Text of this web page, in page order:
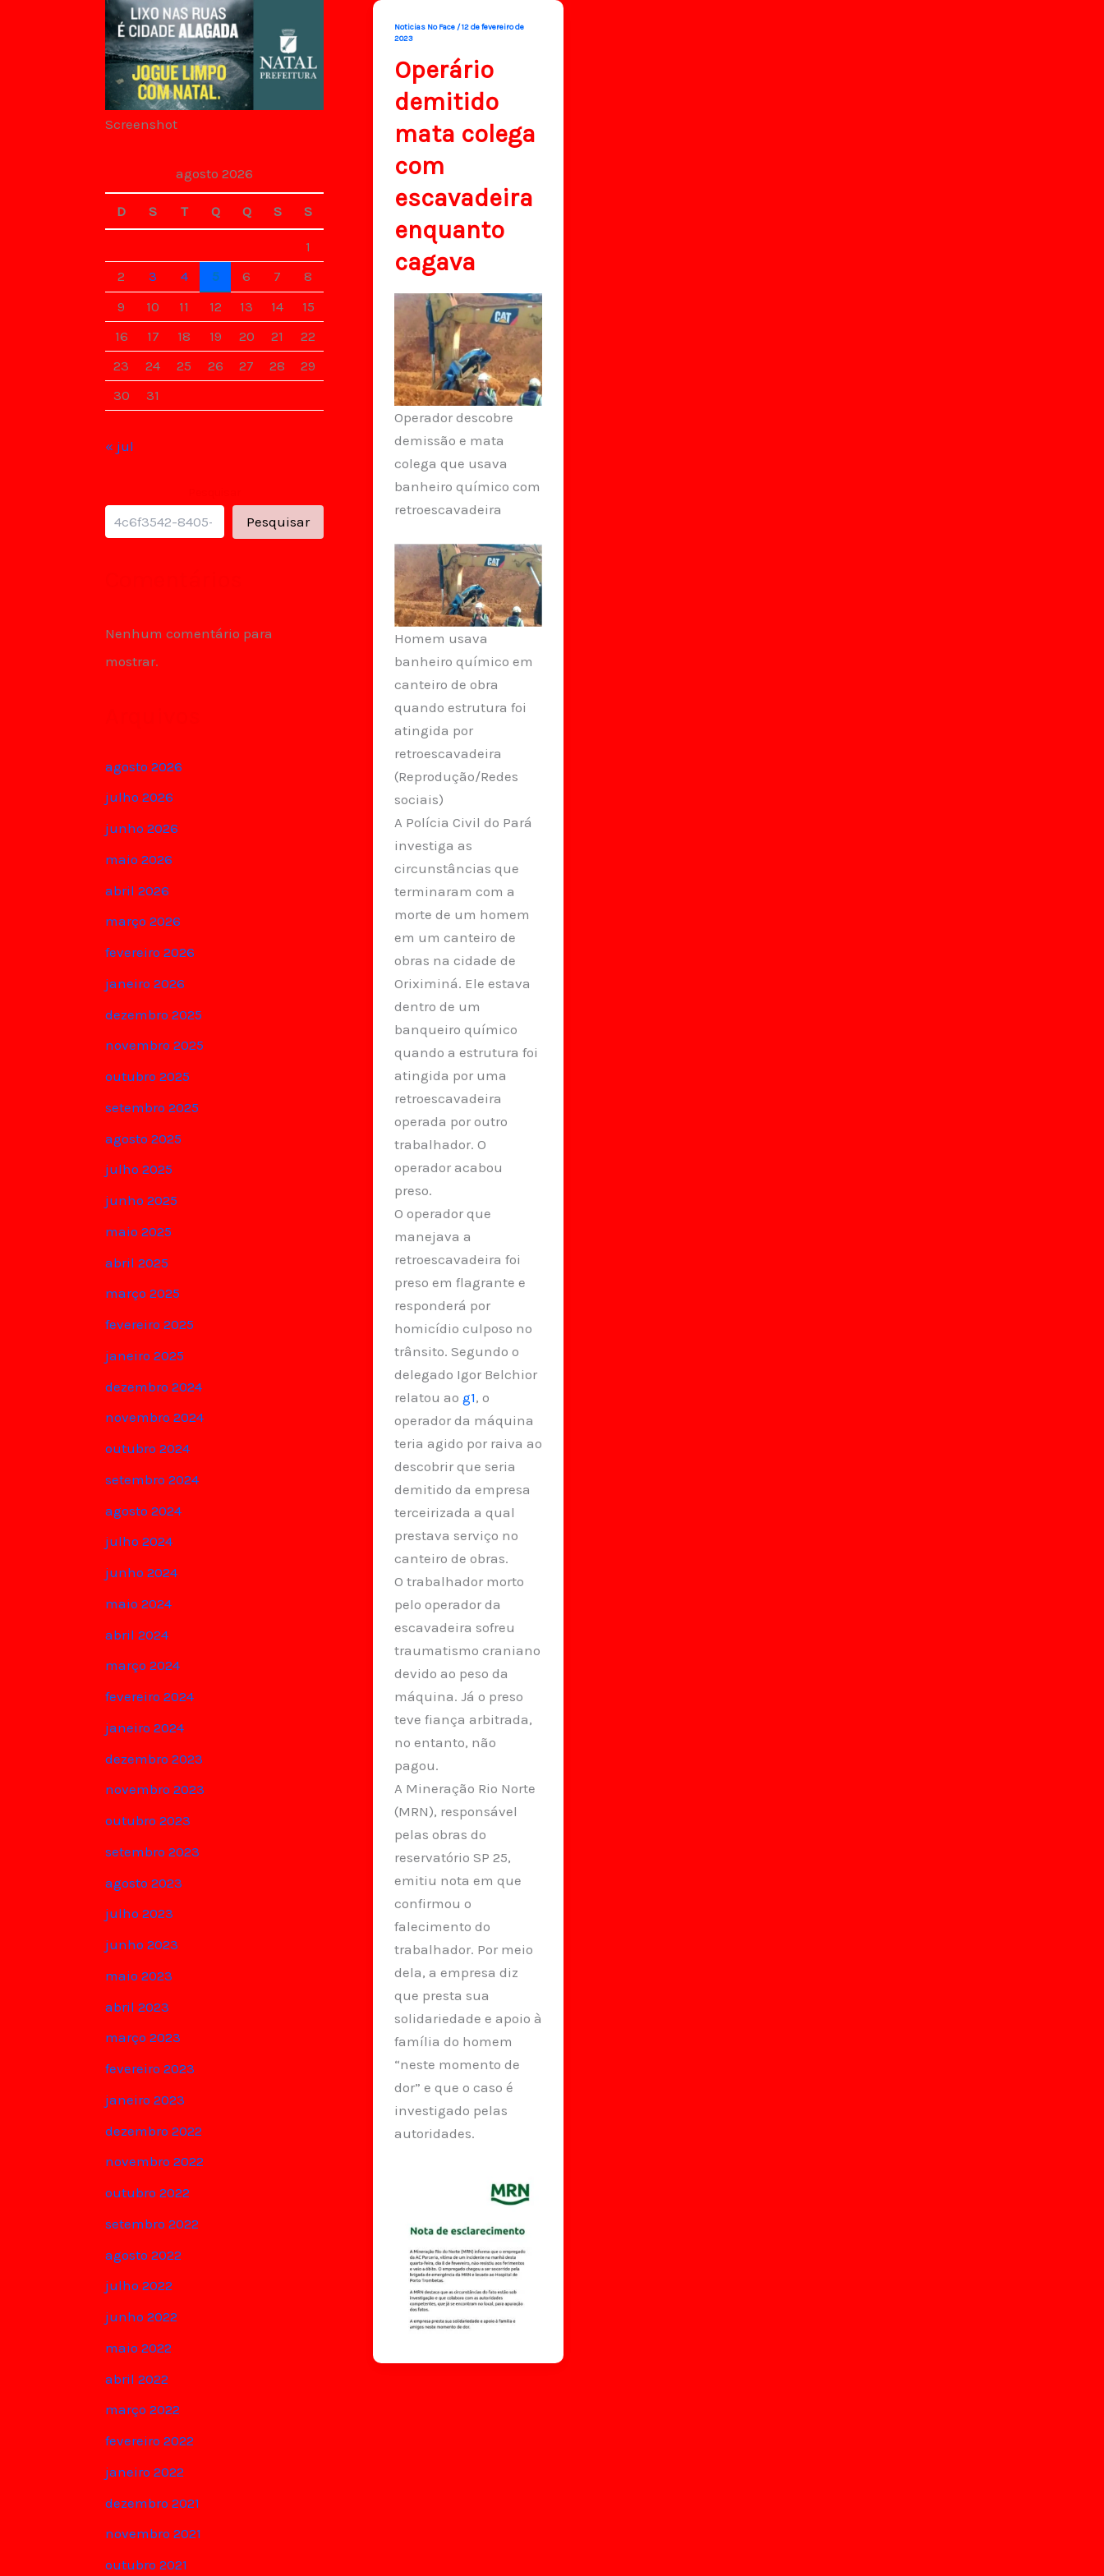
Screenshot
agosto 2026
D S T Q Q S S
1
2
3 4 5 6 7
8
9
10 11 12 13 14
15
16
17 18 19 20 21
22
23
24 25 26 27 28
29
30
31
« jul
Pesquisar
Nenhum comentário para
mostrar.
agosto 2026
julho 2026
junho 2026
maio 2026
abril 2026
março 2026
fevereiro 2026
janeiro 2026
dezembro 2025
novembro 2025
outubro 2025
setembro 2025
agosto 2025
julho 2025
junho 2025
maio 2025
abril 2025
março 2025
fevereiro 2025
janeiro 2025
dezembro 2024
novembro 2024
outubro 2024
setembro 2024
agosto 2024
julho 2024
junho 2024
maio 2024
abril 2024
março 2024
fevereiro 2024
janeiro 2024
dezembro 2023
novembro 2023
outubro 2023
setembro 2023
agosto 2023
julho 2023
junho 2023
maio 2023
abril 2023
março 2023
fevereiro 2023
janeiro 2023
dezembro 2022
novembro 2022
outubro 2022
setembro 2022
agosto 2022
julho 2022
junho 2022
maio 2022
abril 2022
março 2022
fevereiro 2022
janeiro 2022
dezembro 2021
novembro 2021
outubro 2021
Noticias No Face /12 de fevereiro de
2023
Operário
demitido
mata colega
com
escavadeira
enquanto
cagava
Operador descobre
demissão e mata
colega que usava
banheiro químico com
retroescavadeira
Homem usava
banheiro químico em
canteiro de obra
quando estrutura foi
atingida por
retroescavadeira
(Reprodução/Redes
sociais)
A Polícia Civil do Pará
investiga as
circunstâncias que
terminaram com a
morte de um homem
em um canteiro de
obras na cidade de
Oriximiná. Ele estava
dentro de um
banqueiro químico
quando a estrutura foi
atingida por uma
retroescavadeira
operada por outro
trabalhador. O
operador acabou
preso.
O operador que
manejava a
retroescavadeira foi
preso em flagrante e
responderá por
homicídio culposo no
trânsito. Segundo o
delegado Igor Belchior
relatou ao g1, o
operador da máquina
teria agido por raiva ao
descobrir que seria
demitido da empresa
terceirizada a qual
prestava serviço no
canteiro de obras.
O trabalhador morto
pelo operador da
escavadeira sofreu
traumatismo craniano
devido ao peso da
máquina. Já o preso
teve fiança arbitrada,
no entanto, não
pagou.
A Mineração Rio Norte
(MRN), responsável
pelas obras do
reservatório SP 25,
emitiu nota em que
confirmou o
falecimento do
trabalhador. Por meio
dela, a empresa diz
que presta sua
solidariedade e apoio à
família do homem
“neste momento de
dor” e que o caso é
investigado pelas
autoridades.